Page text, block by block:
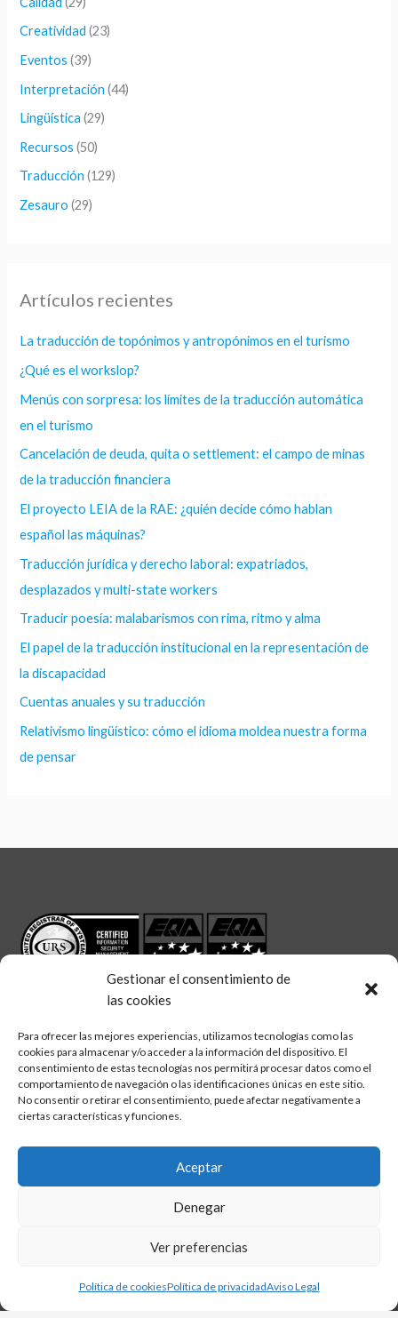
Gestionar el consentimiento de
las cookies
Para ofrecer las mejores experiencias, utilizamos tecnologías como las
cookies para almacenar y/o acceder a la información del dispositivo. El
consentimiento de estas tecnologías nos permitirá procesar datos como el
comportamiento de navegación o las identificaciones únicas en este sitio.
No consentir o retirar el consentimiento, puede afectar negativamente a
ciertas características y funciones.
Aceptar
Denegar
Ver preferencias
Política de cookiesPolítica de privacidadAviso Legal
o
r
:
Creatividad (23)
Eventos (39)
Interpretación (44)
Lingüística (29)
Recursos (50)
Traducción (129)
Zesauro (29)
Artículos recientes
La traducción de topónimos y antropónimos en el turismo
¿Qué es el workslop?
Menús con sorpresa: los límites de la traducción automática
en el turismo
Cancelación de deuda, quita o settlement: el campo de minas
de la traducción financiera
El proyecto LEIA de la RAE: ¿quién decide cómo hablan
español las máquinas?
Traducción jurídica y derecho laboral: expatriados,
desplazados y multi-state workers
Traducir poesía: malabarismos con rima, ritmo y alma
El papel de la traducción institucional en la representación de
la discapacidad
Cuentas anuales y su traducción
Relativismo lingüístico: cómo el idioma moldea nuestra forma
de pensar
Síguenos en:
linkedintwitterfacebook
Aviso legal